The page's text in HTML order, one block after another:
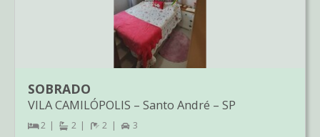
SOBRADO
VILA CAMILÓPOLIS – Santo André – SP
2 2 2 3